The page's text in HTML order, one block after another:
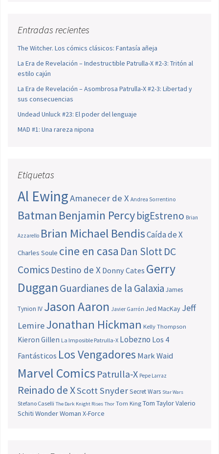
Entradas recientes
The Witcher. Los cómics clásicos: Fantasía añeja
La Era de Revelación – Indestructible Patrulla-X #2-3: Tritón al
estilo cajún
La Era de Revelación – Asombrosa Patrulla-X #2-3: Libertad y
sus consecuencias
Undead Unluck #23: El poder del lenguaje
MAD #1: Una rareza nipona
Etiquetas
Al EwingAmanecer de X Andrea Sorrentino
Batman Benjamin PercybigEstreno Brian
Azzarello Brian Michael BendisCaída de X
Charles Soule cine en casa Dan SlottDC
Comics Destino de X Donny Cates Gerry
Duggan Guardianes de la Galaxia James
Tynion IV Jason Aaron Javier Garrón Jed MacKay Jeff
LemireJonathan Hickman Kelly Thompson
Kieron Gillen La Imposible Patrulla-X Lobezno Los 4
Fantásticos Los Vengadores Mark Waid
Marvel Comics Patrulla-X Pepe Larraz
Reinado de XScott SnyderSecret Wars Star Wars
Stefano Caselli The Dark Knight Rises Thor Tom King Tom TaylorValerio
Schiti Wonder Woman X-Force